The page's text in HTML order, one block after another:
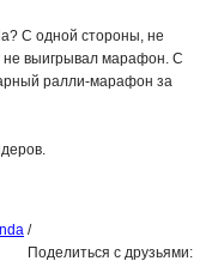
С одной стороны, не
не выигрывал марафон. С
ралли-марафон за
/
Поделиться с друзьями: